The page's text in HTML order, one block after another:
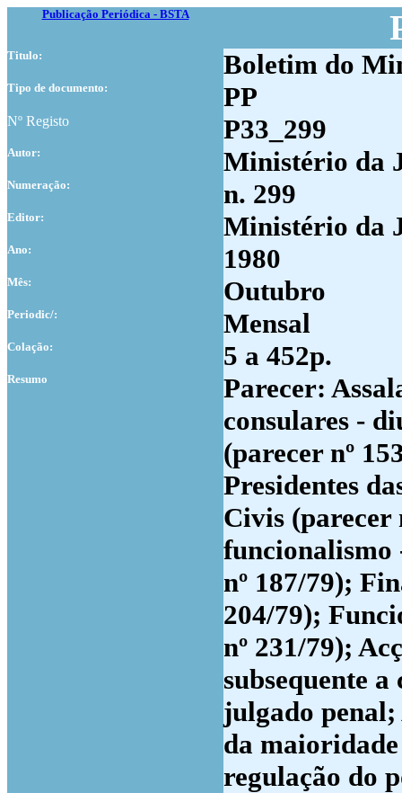
Publicação Periódica - BSTA
Titulo: Boletim do
Tipo de documento: PP
Nº Registo P33_299
Autor: Ministério da
Numeração: n. 299
Editor: Ministério da
Ano: 1980
Mês: Outubro
Periodic/: Mensal
Colação: 5 a 452p.
Resumo
Parecer:
consulares -
(parecer nº
Presidentes
Civis (parecer
nº 187/79);
204/79);
nº 231/79);
subsequente
julgado
da maioridade
regulação do